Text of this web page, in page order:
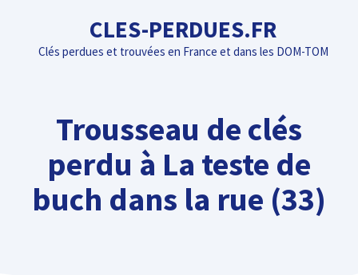
contenu
CLES-PERDUES.FR
Clés perdues et trouvées en France et dans les DOM-TOM
Trousseau de clés
perdu à La teste de
buch dans la rue (33)